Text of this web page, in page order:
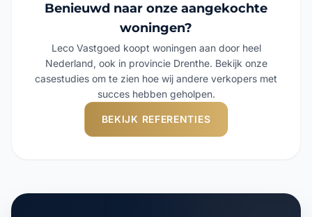
Benieuwd naar onze aangekochte
woningen?
Leco Vastgoed koopt woningen aan door heel
Nederland, ook in provincie Drenthe. Bekijk onze
casestudies om te zien hoe wij andere verkopers met
succes hebben geholpen.
BEKIJK REFERENTIES